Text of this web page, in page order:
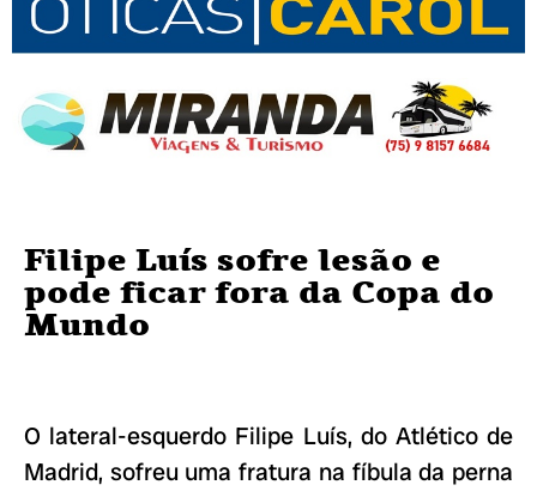
Filipe Luís sofre lesão e
pode ficar fora da Copa do
Mundo
O lateral-esquerdo Filipe Luís, do Atlético de
Madrid, sofreu uma fratura na fíbula da perna